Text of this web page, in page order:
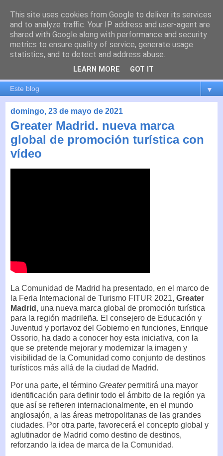
es por madrid
El blog de Madrid y su actualidad, proyectos, transporte,
movilidad, arquitectura, participación, medio ambiente,
educación, empleo, ...
▼
domingo, 23 de mayo de 2021
Greater Madrid. nueva marca
global de promoción turística con
vídeo
La Comunidad de Madrid ha presentado, en el marco de
la Feria Internacional de Turismo FITUR 2021, Greater
Madrid , una nueva marca global de promoción turística
para la región madrileña. El consejero de Educación y
Juventud y portavoz del Gobierno en funciones, Enrique
Ossorio, ha dado a conocer hoy esta iniciativa, con la
que se pretende mejorar y modernizar la imagen y
visibilidad de la Comunidad como conjunto de destinos
turísticos más allá de la ciudad de Madrid.
Por una parte, el término Greater permitirá una mayor
identificación para definir todo el ámbito de la región ya
que así se refieren internacionalmente, en el mundo
anglosajón, a las áreas metropolitanas de las grandes
ciudades. Por otra parte, favorecerá el concepto global y
aglutinador de Madrid como destino de destinos,
reforzando la idea de marca de la Comunidad.
This site uses cookies from Google to deliver its services
and to analyze traffic. Your IP address and user-agent are
shared with Google along with performance and security
metrics to ensure quality of service, generate usage
statistics, and to detect and address abuse.
LEARN MORE GOT IT